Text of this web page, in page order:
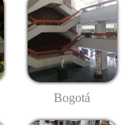
Bogotá